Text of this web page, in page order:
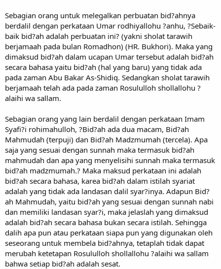
Sebagian orang untuk melegalkan perbuatan bid?ahnya
berdalil dengan perkataan Umar rodhiyallohu ?anhu, ?Sebaik-
baik bid?ah adalah perbuatan ini? (yakni sholat tarawih
berjamaah pada bulan Romadhon) (HR. Bukhori). Maka yang
dimaksud bid?ah dalam ucapan Umar tersebut adalah bid?ah
secara bahasa yaitu bid?ah (hal yang baru) yang tidak ada
pada zaman Abu Bakar As-Shidiq. Sedangkan sholat tarawih
berjamaah telah ada pada zaman Rosululloh shollallohu ?
alaihi wa sallam.
Sebagian orang yang lain berdalil dengan perkataan Imam
Syafi?i rohimahulloh, ?Bid?ah ada dua macam, Bid?ah
Mahmudah (terpuji) dan Bid?ah Madzmumah (tercela). Apa
saja yang sesuai dengan sunnah maka termasuk bid?ah
mahmudah dan apa yang menyelisihi sunnah maka termasuk
bid?ah madzmumah.? Maka maksud perkataan ini adalah
bid?ah secara bahasa, karea bid?ah dalam istilah syariat
adalah yang tidak ada landasan dalil syar?inya. Adapun Bid?
ah Mahmudah, yaitu bid?ah yang sesuai dengan sunnah nabi
dan memiliki landasan syar?i, maka jelaslah yang dimaksud
adalah bid?ah secara bahasa bukan secara istilah. Sehingga
dalih apa pun atau perkataan siapa pun yang digunakan oleh
seseorang untuk membela bid?ahnya, tetaplah tidak dapat
merubah ketetapan Rosululloh shollallohu ?alaihi wa sallam
bahwa setiap bid?ah adalah sesat.